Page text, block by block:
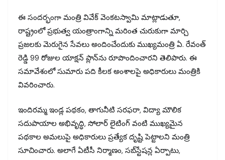
ఈ సందర్భంగా మంత్రి వివేక్ వెంకటస్వామి మాట్లాడుతూ,
రాష్ట్రంలో ప్రభుత్వ యంత్రాంగాన్ని మరింత చురుకుగా మార్చి
ప్రజలకు మెరుగైన సేవలు అందించేందుకు ముఖ్యమంత్రి ఏ. రేవంత్
రెడ్డి 99 రోజుల యాక్షన్ ప్లాన్‌ను రూపొందించారని తెలిపారు. ఈ
సమావేశంలో సుమారు పది కీలక అంశాలపై అధికారులు మంత్రికి
వివరించారు.
ఇందిరమ్మ ఇండ్ల పథకం, తాగునీటి సరఫరా, విద్యా మౌలిక
సదుపాయాల అభివృద్ధి, సోలార్ లైటింగ్ వంటి ముఖ్యమైన
పథకాల అమలుపై అధికారులు ప్రత్యేక దృష్టి పెట్టాలని మంత్రి
సూచించారు. అలాగే ఏటీసీ నిర్మాణం, సబ్‌స్టేషన్ల ఏర్పాటు,